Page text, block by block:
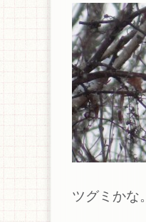
ツグミかな